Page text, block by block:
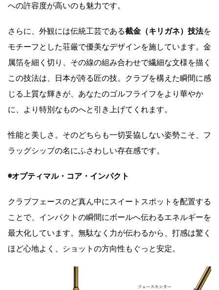
への許容度が高いのも魅力です。
さらに、外観には伝統工芸である截金（キリガネ）技法を
モチーフとした荘厳で優美なデザインを施しています。金
属箔を細く切り、その線の組み合わせで繊細な文様を描く
この技法は、日本が誇る匠の技。クラブを構えた瞬間に感
じる上質な輝きが、あなたのゴルフライフをより華やか
に、より特別なものへと引き上げてくれます。
性能と美しさ。そのどちらも一切妥協しない姿勢こそ、フ
ラッグシップの名にふさわしい存在感です。
◉オプティマル・コア・インパクト
クラブフェースのど真ん中にスイートスポットを配置する
ことで、インパクトの瞬間にボールへ伝わるエネルギーを
最大化しています。無駄なく力が伝わるから、打感は驚く
ほど心地よく、ショットの方向性もぐっと安定。